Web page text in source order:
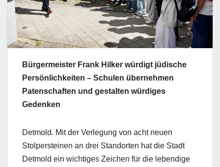
Bürgermeister Frank Hilker würdigt jüdische
Persönlichkeiten – Schulen übernehmen
Patenschaften und gestalten würdiges
Gedenken
Detmold. Mit der Verlegung von acht neuen
Stolpersteinen an drei Standorten hat die Stadt
Detmold ein wichtiges Zeichen für die lebendige